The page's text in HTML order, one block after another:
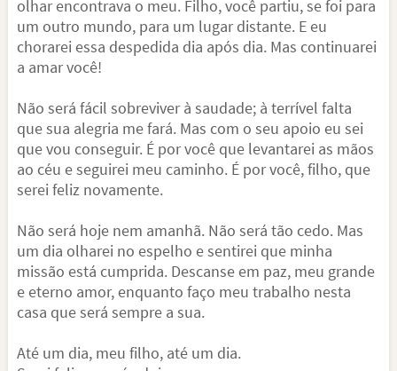
olhar encontrava o meu. Filho, você partiu, se foi para
um outro mundo, para um lugar distante. E eu
chorarei essa despedida dia após dia. Mas continuarei
a amar você!
Não será fácil sobreviver à saudade; à terrível falta
que sua alegria me fará. Mas com o seu apoio eu sei
que vou conseguir. É por você que levantarei as mãos
ao céu e seguirei meu caminho. É por você, filho, que
serei feliz novamente.
Não será hoje nem amanhã. Não será tão cedo. Mas
um dia olharei no espelho e sentirei que minha
missão está cumprida. Descanse em paz, meu grande
e eterno amor, enquanto faço meu trabalho nesta
casa que será sempre a sua.
Até um dia, meu filho, até um dia.